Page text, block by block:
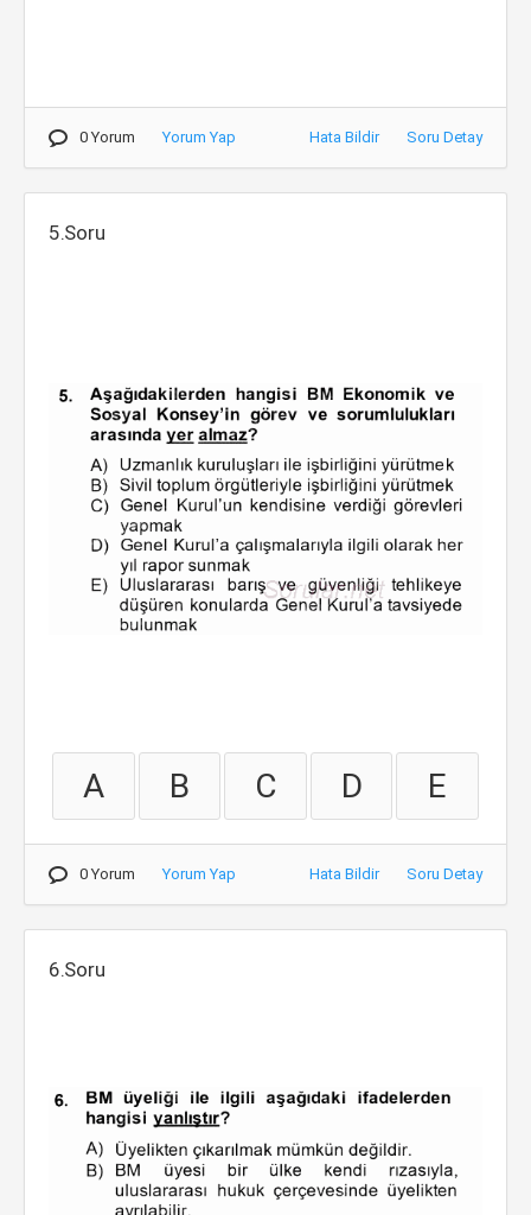
0 Yorum Yorum Yap Hata Bildir Soru Detay
5.Soru
A B C D E
0 Yorum Yorum Yap Hata Bildir Soru Detay
6.Soru